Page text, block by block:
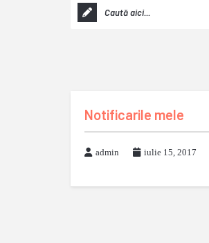
Notificarile mele
admin iulie 15, 2017